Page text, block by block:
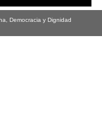
Democracia y Dignidad